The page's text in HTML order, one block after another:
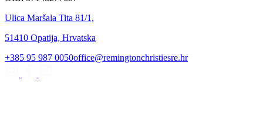
Ulica Maršala Tita 81/1,
51410 Opatija, Hrvatska
+385 95 987 0050office@remingtonchristiesre.hr